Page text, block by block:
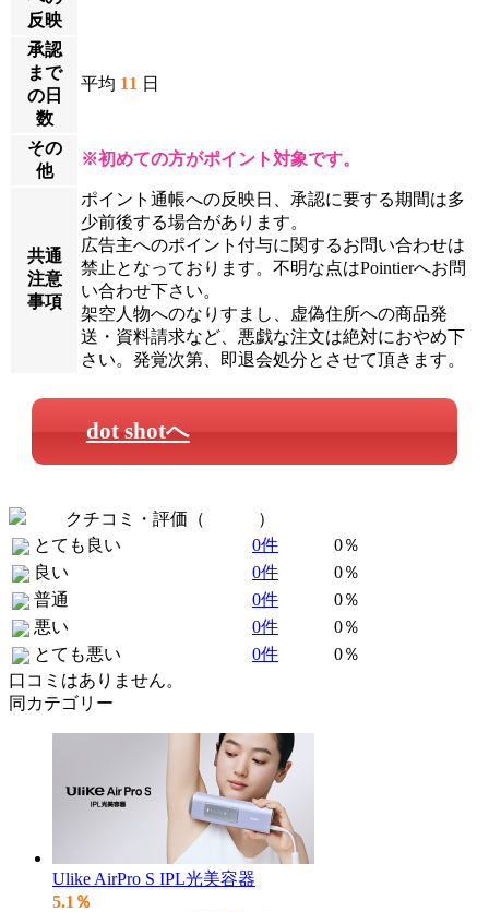
反映
承認
まで
の日
数
平均 11 日
その
他
※初めての方がポイント対象です。
共通
注意
事項
ポイント通帳への反映日、承認に要する期間は多
少前後する場合があります。
広告主へのポイント付与に関するお問い合わせは
禁止となっております。不明な点はPointierへお問
い合わせ下さい。
架空人物へのなりすまし、虚偽住所への商品発
送・資料請求など、悪戯な注文は絶対におやめ下
さい。発覚次第、即退会処分とさせて頂きます。
dot shotへ
クチコミ・評価（
）
とても良い
0件
0％
良い
0件
0％
普通
0件
0％
悪い
0件
0％
とても悪い
0件
0％
口コミはありません。
同カテゴリー
Ulike AirPro S IPL光美容器
5.1％